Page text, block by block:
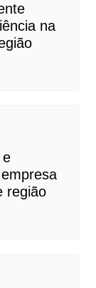
na
e
região